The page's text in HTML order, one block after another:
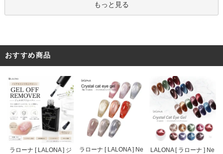
もっと見る
おすすめ商品
ラローナ [ LALONA ] ジ
ラローナ [ LALONA ] Ne
LALONA [ ラローナ ] Ne